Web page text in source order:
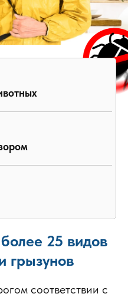
25 видов
грызунов
соответствии с